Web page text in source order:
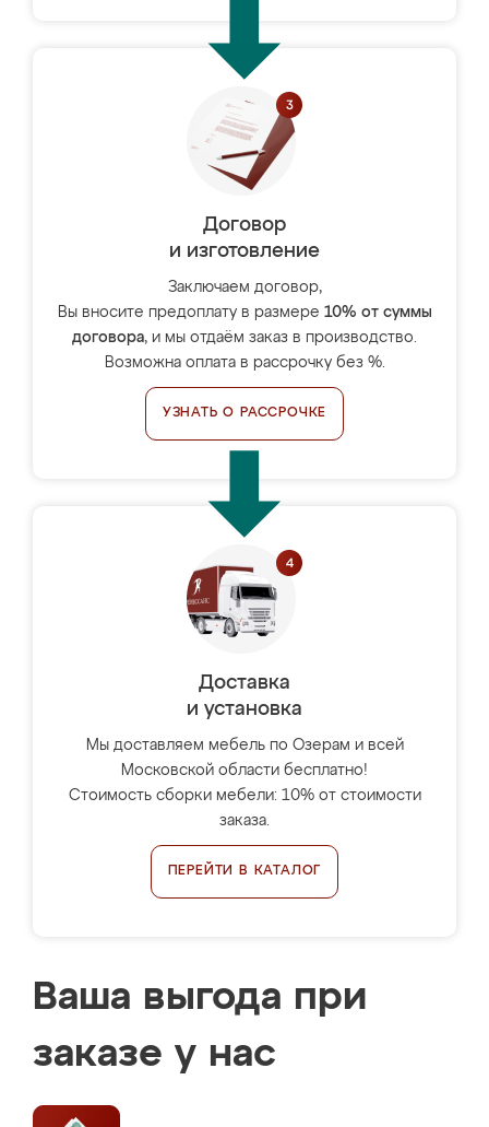
Договор
и изготовление
Заключаем договор,
Вы вносите предоплату в размере 10% от суммы
договора, и мы отдаём заказ в производство.
Возможна оплата в рассрочку без %.
УЗНАТЬ О РАССРОЧКЕ
Доставка
и установка
Мы доставляем мебель по Озерам и всей
Московской области бесплатно!
Стоимость сборки мебели: 10% от стоимости
заказа.
ПЕРЕЙТИ В КАТАЛОГ
Ваша выгода при
заказе у нас